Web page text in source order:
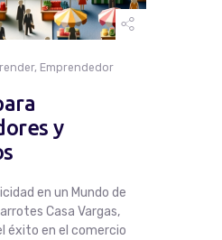
, Emprendedor
y
en un Mundo de
Casa Vargas,
éxito en el comercio